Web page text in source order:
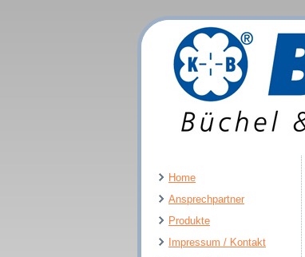
Home
Ansprechpartner
Produkte
Impressum / Kontakt